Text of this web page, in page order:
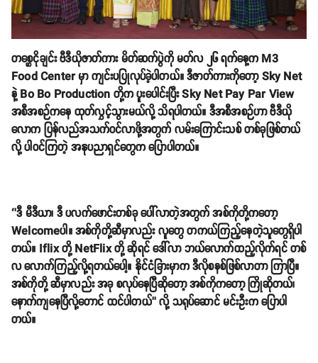
တစ္ဆေငိုချင်း ဗီဒီယိုဇာတ်ကား မိတ်ဆက်ပွဲကို မတ်လ ၂၆ ရက်နေ့က M3
Food Center မှာ ကျင်းပပြုလုပ်ခဲ့ပါတယ်။ ဒီဇာတ်ကားကိုတော့ Sky Net
နဲ့ Bo Bo Production တို့က ပူးပေါင်းပြီး Sky Net Pay Par View
အစီအစဉ်ကနေ ထုတ်လွှင့်သွားမယ်လို့ သိရပါတယ်။ ဒီအစီအစဉ်ဟာ ဗီဒီယို
လောက ပြန်လည်အသက်ဝင်လာဖို့အတွက် လမ်းကြောင်းသစ် တစ်ခုဖြစ်တယ်
လို့ ပါဝင်ကြတဲ့ အနုပညာရှင်တွေက ပြောပါတယ်။
‘’ဒီ မီဒီယာ၊ ဒီ ပလက်ဖောင်းတစ်ခု ပေါ်လာတဲ့အတွက် အစ်ကိုတို့ကတော့
Welcomeပါ။ အစ်ကိုတို့ဆီမှာလည်း လူတွေ တကယ်ကြည့်နေတဲ့သူတွေရှိပါ
တယ်။ Iflix တို့ NetFlix တို့ ဆိုရင် ဒေါ်လာ ဘယ်လောက်ထည့်လိုက်ရင် တစ်
လ လောက်ကြည့်လို့ရတယ်ပေါ့။ နိုင်ငံခြားမှာက ဒီလိုစနစ်ဖြစ်လာတာ ကြာပြီ။
အစ်ကိုတို့ ဆီမှာလည်း အခု စလုပ်နေပြီဆိုတော့ အစ်ကိုကတော့ ကြိုဆိုတယ်၊
နောက်ကျနေပြီလို့တောင် ထင်ပါတယ်’’ လို့ သရုပ်ဆောင် မင်းဦးက ပြောပါ
တယ်။